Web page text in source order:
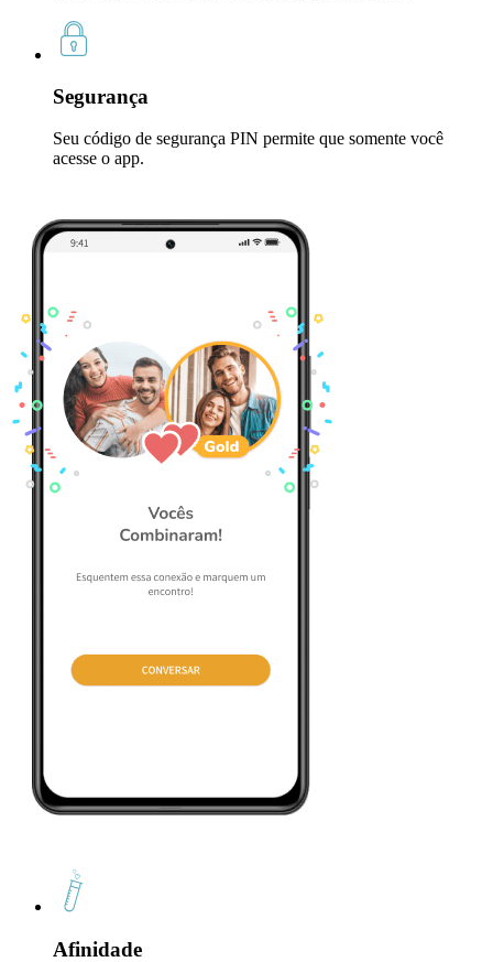
Segurança
Seu código de segurança PIN permite que somente você
acesse o app.
Afinidade